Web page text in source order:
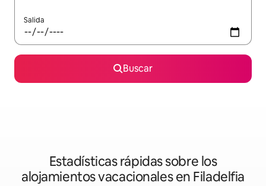
Salida
Buscar
Estadísticas rápidas sobre los
alojamientos vacacionales en Filadelfia